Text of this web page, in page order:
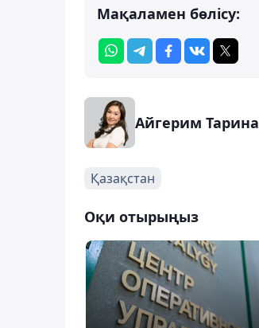
Мақаламен бөлісу:
Айгерим Тарина
Қазақстан
Оқи отырыңыз